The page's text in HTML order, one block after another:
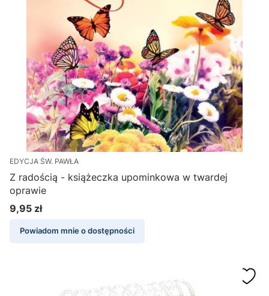
EDYCJA ŚW. PAWŁA
Z radością - książeczka upominkowa w twardej
oprawie
Cena
9,95 zł
Powiadom mnie o dostępności